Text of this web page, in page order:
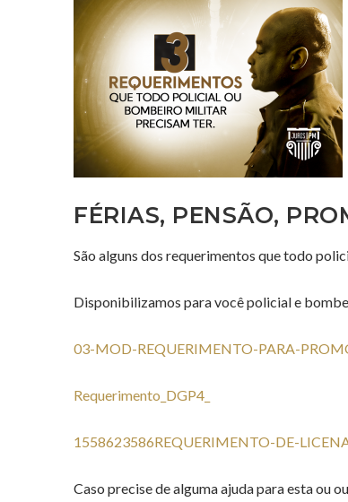
FÉRIAS, PENSÃO,
São alguns dos requerimentos que todo
Disponibilizamos para você policial e
03-MOD-REQUERIMENTO-PARA-
Requerimento_DGP4_
1558623586REQUERIMENTO-DE-
Caso precise de alguma ajuda para esta ou